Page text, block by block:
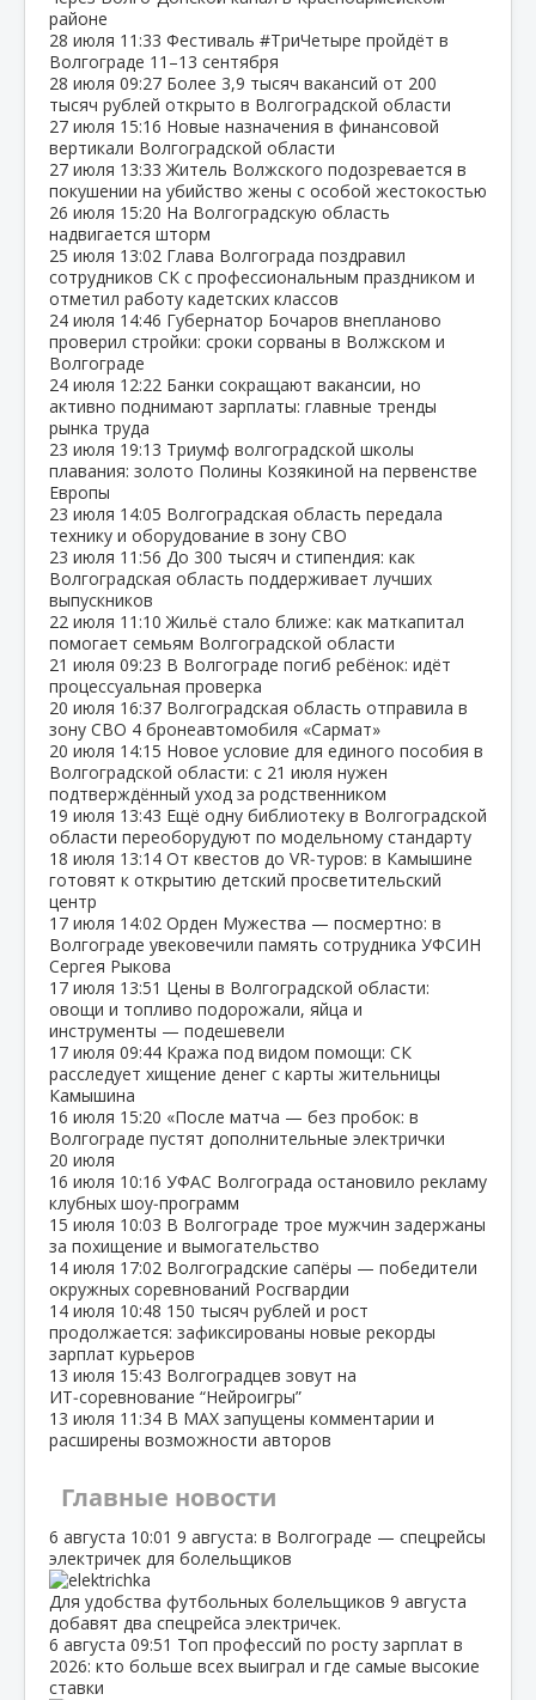
районе
28 июля 11:33 Фестиваль #ТриЧетыре пройдёт в
Волгограде 11–13 сентября
28 июля 09:27 Более 3,9 тысяч вакансий от 200
тысяч рублей открыто в Волгоградской области
27 июля 15:16 Новые назначения в финансовой
вертикали Волгоградской области
27 июля 13:33 Житель Волжского подозревается в
покушении на убийство жены с особой жестокостью
26 июля 15:20 На Волгоградскую область
надвигается шторм
25 июля 13:02 Глава Волгограда поздравил
сотрудников СК с профессиональным праздником и
отметил работу кадетских классов
24 июля 14:46 Губернатор Бочаров внепланово
проверил стройки: сроки сорваны в Волжском и
Волгограде
24 июля 12:22 Банки сокращают вакансии, но
активно поднимают зарплаты: главные тренды
рынка труда
23 июля 19:13 Триумф волгоградской школы
плавания: золото Полины Козякиной на первенстве
Европы
23 июля 14:05 Волгоградская область передала
технику и оборудование в зону СВО
23 июля 11:56 До 300 тысяч и стипендия: как
Волгоградская область поддерживает лучших
выпускников
22 июля 11:10 Жильё стало ближе: как маткапитал
помогает семьям Волгоградской области
21 июля 09:23 В Волгограде погиб ребёнок: идёт
процессуальная проверка
20 июля 16:37 Волгоградская область отправила в
зону СВО 4 бронеавтомобиля «Сармат»
20 июля 14:15 Новое условие для единого пособия в
Волгоградской области: с 21 июля нужен
подтверждённый уход за родственником
19 июля 13:43 Ещё одну библиотеку в Волгоградской
области переоборудуют по модельному стандарту
18 июля 13:14 От квестов до VR‑туров: в Камышине
готовят к открытию детский просветительский
центр
17 июля 14:02 Орден Мужества — посмертно: в
Волгограде увековечили память сотрудника УФСИН
Сергея Рыкова
17 июля 13:51 Цены в Волгоградской области:
овощи и топливо подорожали, яйца и
инструменты — подешевели
17 июля 09:44 Кража под видом помощи: СК
расследует хищение денег с карты жительницы
Камышина
16 июля 15:20 «После матча — без пробок: в
Волгограде пустят дополнительные электрички
20 июля
16 июля 10:16 УФАС Волгограда остановило рекламу
клубных шоу‑программ
15 июля 10:03 В Волгограде трое мужчин задержаны
за похищение и вымогательство
14 июля 17:02 Волгоградские сапёры — победители
окружных соревнований Росгвардии
14 июля 10:48 150 тысяч рублей и рост
продолжается: зафиксированы новые рекорды
зарплат курьеров
13 июля 15:43 Волгоградцев зовут на
ИТ‑соревнование “Нейроигры”
13 июля 11:34 В МАХ запущены комментарии и
расширены возможности авторов
Главные новости
6 августа 10:01 9 августа: в Волгограде — спецрейсы
электричек для болельщиков
Для удобства футбольных болельщиков 9 августа
добавят два спецрейса электричек.
6 августа 09:51 Топ профессий по росту зарплат в
2026: кто больше всех выиграл и где самые высокие
ставки